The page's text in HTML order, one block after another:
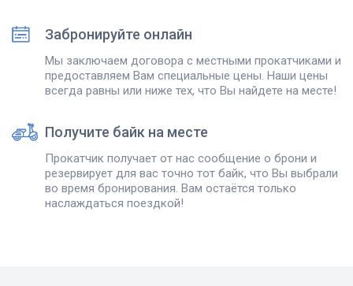
Забронируйте онлайн
Мы заключаем договора с местными прокатчиками и
предоставляем Вам специальные цены. Наши цены
всегда равны или ниже тех, что Вы найдете на месте!
Получите байк на месте
Прокатчик получает от нас сообщение о брони и
резервирует для вас точно тот байк, что Вы выбрали
во время бронирования. Вам остаётся только
наслаждаться поездкой!